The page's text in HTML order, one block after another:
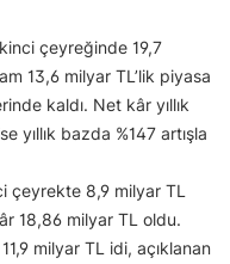
çeyreğinde 19,7
13,6 milyar TL’lik piyasa
kaldı. Net kâr yıllık
yıllık bazda %147 artışla
çeyrekte 8,9 milyar TL
18,86 milyar TL oldu.
milyar TL idi, açıklanan